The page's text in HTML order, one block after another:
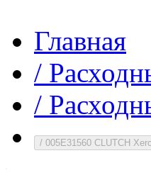
Главная
/
/
/ 005E31560 CLUTCH